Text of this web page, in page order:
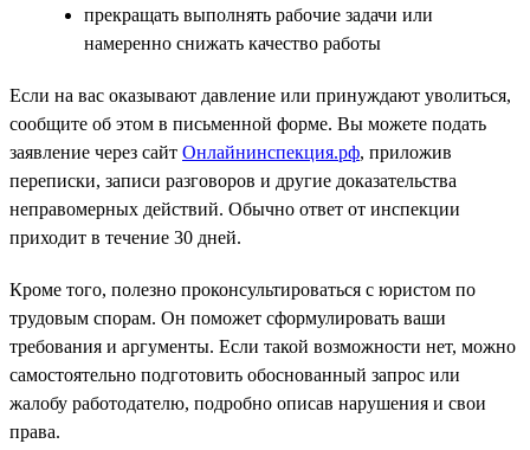
прекращать выполнять рабочие задачи или
намеренно снижать качество работы
Если на вас оказывают давление или принуждают уволиться,
сообщите об этом в письменной форме. Вы можете подать
заявление через сайт Онлайнинспекция.рф, приложив
переписки, записи разговоров и другие доказательства
неправомерных действий. Обычно ответ от инспекции
приходит в течение 30 дней.
Кроме того, полезно проконсультироваться с юристом по
трудовым спорам. Он поможет сформулировать ваши
требования и аргументы. Если такой возможности нет, можно
самостоятельно подготовить обоснованный запрос или
жалобу работодателю, подробно описав нарушения и свои
права.